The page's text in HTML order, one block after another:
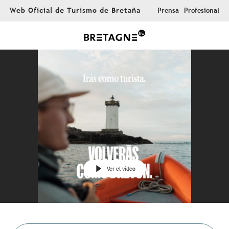
AllerWeb Oficial de Turismo de Bretaña Prensa Profesional
Ver el vídeo